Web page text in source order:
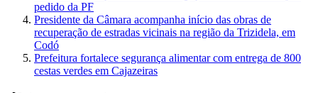
pedido da PF
Presidente da Câmara acompanha início das obras de
recuperação de estradas vicinais na região da Trizidela, em
Codó
Prefeitura fortalece segurança alimentar com entrega de 800
cestas verdes em Cajazeiras